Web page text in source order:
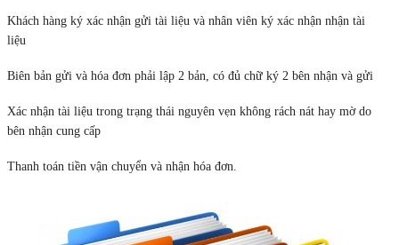
Khách hàng ký xác nhận gửi tài liệu và nhân viên ký xác nhận nhận tài
liệu
Biên bản gửi và hóa đơn phải lập 2 bản, có đủ chữ ký 2 bên nhận và gửi
Xác nhận tài liệu trong trạng thái nguyên vẹn không rách nát hay mờ do
bên nhận cung cấp
Thanh toán tiền vận chuyển và nhận hóa đơn.